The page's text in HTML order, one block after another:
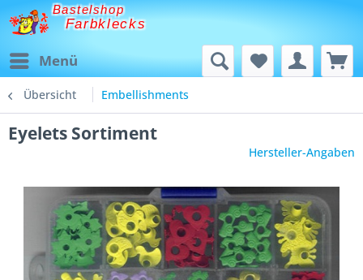
Bastelshop
Farbklecks
Menü
Übersicht Embellishments
Eyelets Sortiment
Hersteller-Angaben